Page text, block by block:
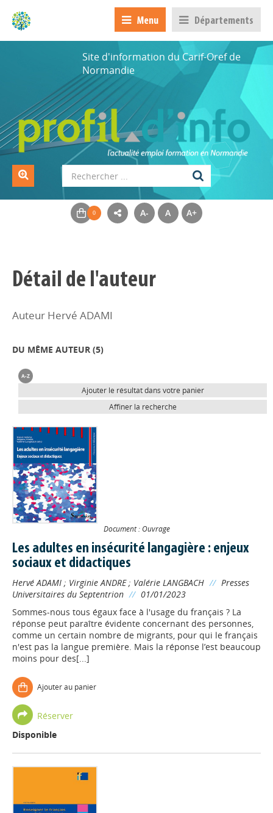
Menu Départements
Site d'information du Carif-Oref de
Normandie
A- A A+
Détail de l'auteur
Auteur Hervé ADAMI
DU MÊME AUTEUR (5)
Ajouter le résultat dans votre panier
Affiner la recherche
Document : Ouvrage
Les adultes en insécurité langagière : enjeux
sociaux et didactiques
Hervé ADAMI ; Virginie ANDRE; Valérie LANGBACH // Presses
Universitaires du Septentrion // 01/01/2023
Sommes-nous tous égaux face à l'usage du français ? La
réponse peut paraître évidente concernant des personnes,
comme un certain nombre de migrants, pour qui le français
n'est pas la langue première. Mais la réponse l’est beaucoup
moins pour des[...]
Ajouter au panier
Réserver
Disponible